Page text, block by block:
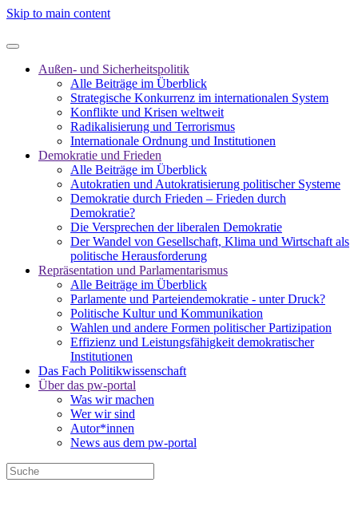
Skip to main content
Außen- und Sicherheitspolitik
Alle Beiträge im Überblick
Strategische Konkurrenz im internationalen System
Konflikte und Krisen weltweit
Radikalisierung und Terrorismus
Internationale Ordnung und Institutionen
Demokratie und Frieden
Alle Beiträge im Überblick
Autokratien und Autokratisierung politischer Systeme
Demokratie durch Frieden – Frieden durch
Demokratie?
Die Versprechen der liberalen Demokratie
Der Wandel von Gesellschaft, Klima und Wirtschaft als
politische Herausforderung
Repräsentation und Parlamentarismus
Alle Beiträge im Überblick
Parlamente und Parteiendemokratie - unter Druck?
Politische Kultur und Kommunikation
Wahlen und andere Formen politischer Partizipation
Effizienz und Leistungsfähigkeit demokratischer
Institutionen
Das Fach Politikwissenschaft
Über das pw-portal
Was wir machen
Wer wir sind
Autor*innen
News aus dem pw-portal